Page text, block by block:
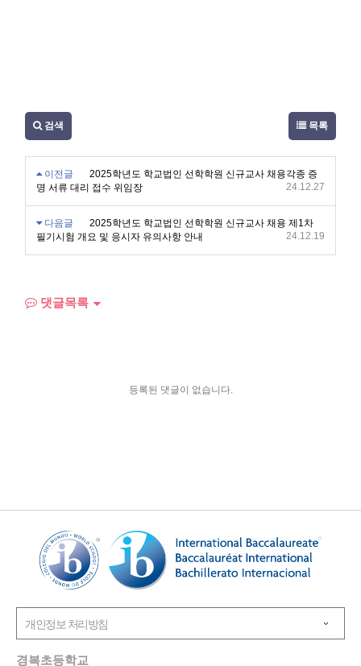
검색 목록
이전글
2025학년도 학교법인 선학학원 신규교사 채용각종 증
명 서류 대리 접수 위임장
24.12.27
다음글
2025학년도 학교법인 선학학원 신규교사 채용 제1차
필기시험 개요 및 응시자 유의사항 안내
24.12.19
댓글목록
등록된 댓글이 없습니다.
경복초등학교